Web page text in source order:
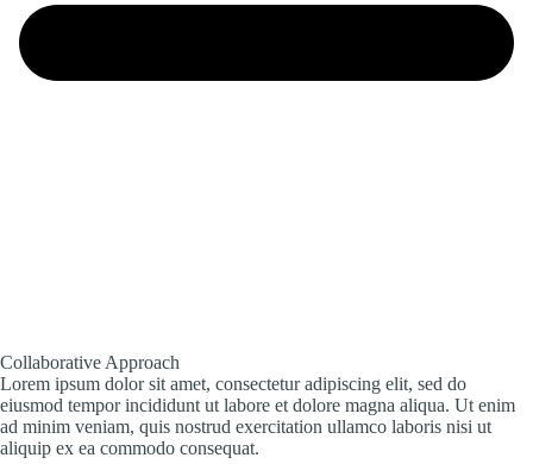
Collaborative Approach
Lorem ipsum dolor sit amet, consectetur adipiscing elit, sed do
eiusmod tempor incididunt ut labore et dolore magna aliqua. Ut enim
ad minim veniam, quis nostrud exercitation ullamco laboris nisi ut
aliquip ex ea commodo consequat.